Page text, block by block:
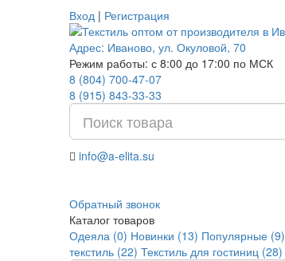
Вход | Регистрация
Адрес: Иваново, ул. Окуловой, 70
Режим работы: с 8:00 до 17:00 по МСК
8 (804) 700-47-07
8 (915) 843-33-33
info@a-elita.su
Обратный звонок
Каталог товаров
Одеяла (0) Новинки (13) Популярные (9)
текстиль (22) Текстиль для гостиниц (28)